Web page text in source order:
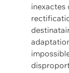
inexactes